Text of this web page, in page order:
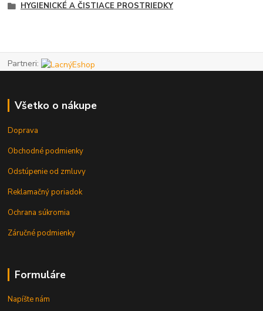
HYGIENICKÉ A ČISTIACE PROSTRIEDKY
Partneri:
Všetko o nákupe
Doprava
Obchodné podmienky
Odstúpenie od zmluvy
Reklamačný poriadok
Ochrana súkromia
Záručné podmienky
Formuláre
Napíšte nám